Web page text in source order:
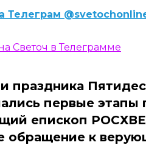
Телеграм
праздника
первые
епископ
обращение к